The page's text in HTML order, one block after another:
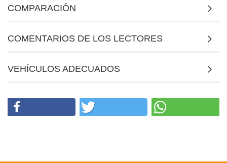
COMPARACIÓN
COMENTARIOS DE LOS LECTORES
VEHÍCULOS ADECUADOS